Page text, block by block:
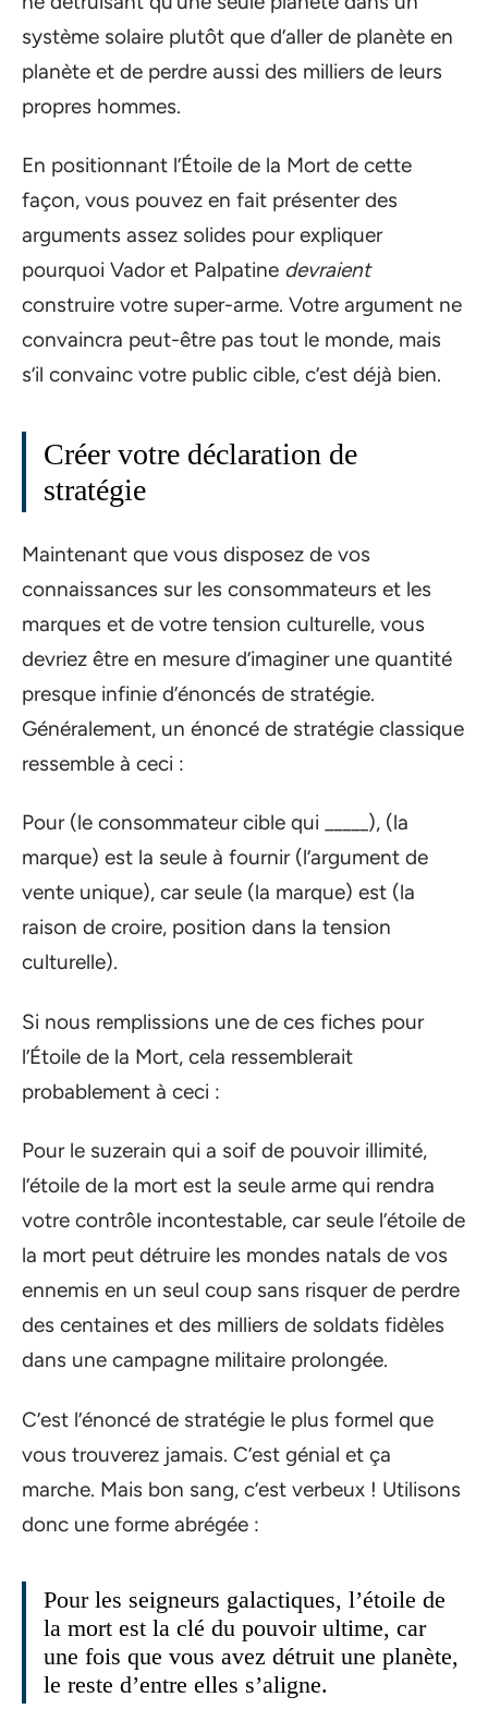
système solaire plutôt que d’aller de planète en
planète et de perdre aussi des milliers de leurs
propres hommes.
En positionnant l’Étoile de la Mort de cette
façon, vous pouvez en fait présenter des
arguments assez solides pour expliquer
pourquoi Vador et Palpatine devraient
construire votre super-arme. Votre argument ne
convaincra peut-être pas tout le monde, mais
s’il convainc votre public cible, c’est déjà bien.
Créer votre déclaration de
stratégie
Maintenant que vous disposez de vos
connaissances sur les consommateurs et les
marques et de votre tension culturelle, vous
devriez être en mesure d’imaginer une quantité
presque infinie d’énoncés de stratégie.
Généralement, un énoncé de stratégie classique
ressemble à ceci :
Pour (le consommateur cible qui _____), (la
marque) est la seule à fournir (l’argument de
vente unique), car seule (la marque) est (la
raison de croire, position dans la tension
culturelle).
Si nous remplissions une de ces fiches pour
l’Étoile de la Mort, cela ressemblerait
probablement à ceci :
Pour le suzerain qui a soif de pouvoir illimité,
l’étoile de la mort est la seule arme qui rendra
votre contrôle incontestable, car seule l’étoile de
la mort peut détruire les mondes natals de vos
ennemis en un seul coup sans risquer de perdre
des centaines et des milliers de soldats fidèles
dans une campagne militaire prolongée.
C’est l’énoncé de stratégie le plus formel que
vous trouverez jamais. C’est génial et ça
marche. Mais bon sang, c’est verbeux ! Utilisons
donc une forme abrégée :
Pour les seigneurs galactiques, l’étoile de
la mort est la clé du pouvoir ultime, car
une fois que vous avez détruit une planète,
le reste d’entre elles s’aligne.